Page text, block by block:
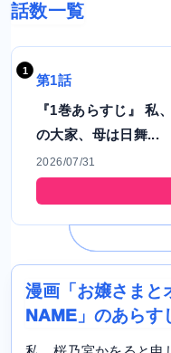
話数一覧
第1話
『1巻あらすじ』 私
の大家、母は日舞...
2026/07/31
漫画「お嬢さま
NAME」のあらす